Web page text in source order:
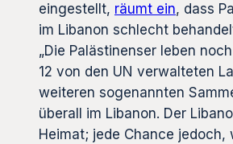
eingestellt, räumt ein, dass
im Libanon schlecht
„Die Palästinenser leben
12 von den UN verwalteten
weiteren sogenannten
überall im Libanon. Der
Heimat; jede Chance jedoch,